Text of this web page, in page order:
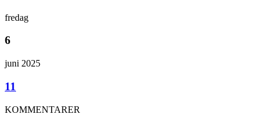
fredag
6
juni 2025
11
KOMMENTARER